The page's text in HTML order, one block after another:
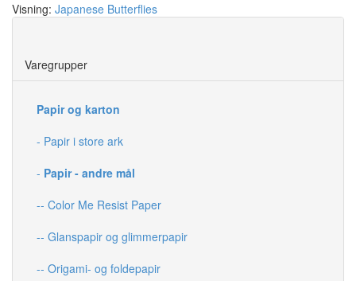
Visning: Japanese Butterflies
Varegrupper
Papir og karton
- Papir i store ark
- Papir - andre mål
-- Color Me Resist Paper
-- Glanspapir og glimmerpapir
-- Origami- og foldepapir